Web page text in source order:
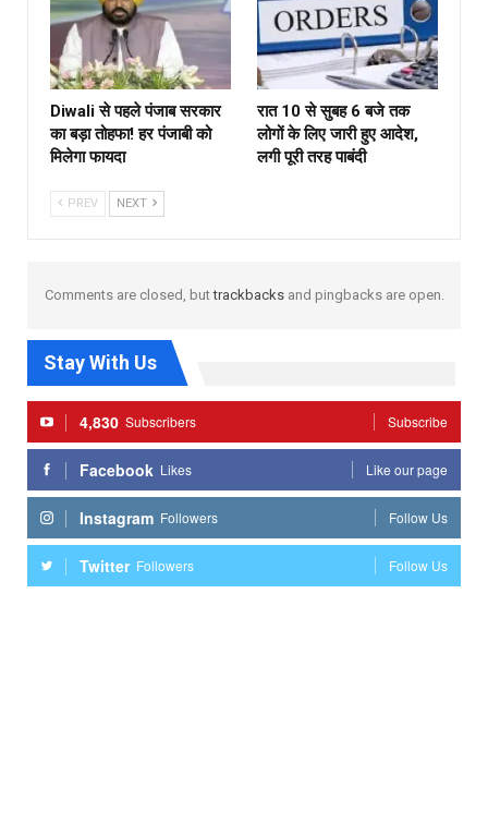
Diwali से पहले पंजाब सरकार
का बड़ा तोहफा! हर पंजाबी को
मिलेगा फायदा
रात 10 से सुबह 6 बजे तक
लोगों के लिए जारी हुए आदेश,
लगी पूरी तरह पाबंदी
PREV NEXT
Comments are closed, buttrackbacksand pingbacks are open.
Stay With Us
4,830 Subscribers Subscribe
Facebook Likes Like our page
Instagram Followers Follow Us
Twitter Followers Follow Us